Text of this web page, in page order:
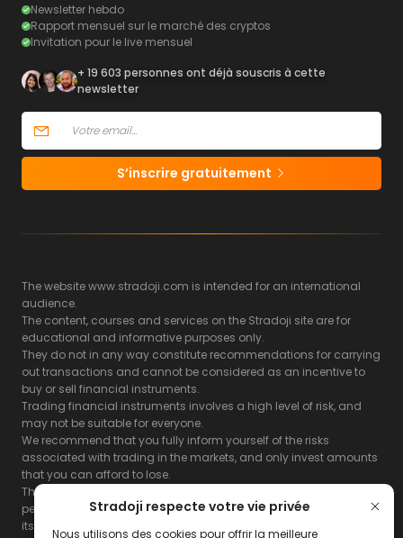
Stradoji respecte votre vie privée
Nous utilisons des cookies pour offrir la meilleure
Newsletter hebdo
Rapport mensuel sur le marché des cryptos
Invitation pour le live mensuel
+ 19 603 personnes ont déjà souscris à cette
newsletter
S’inscrire gratuitement
The website www.stradoji.com is intended for an international
audience.
The content, courses and services on the Stradoji site are for
educational and informative purposes only.
They do not in any way constitute recommendations for carrying
out transactions and cannot be considered as an incentive to
buy or sell financial instruments.
Trading financial instruments involves a high level of risk, and
may not be suitable for everyone.
We recommend that you fully inform yourself of the risks
associated with trading in the markets, and only invest amounts
that you can afford to lose.
The Stradoji site does not guarantee the results or the
performance of products based on the information contained on
its site and its servers.